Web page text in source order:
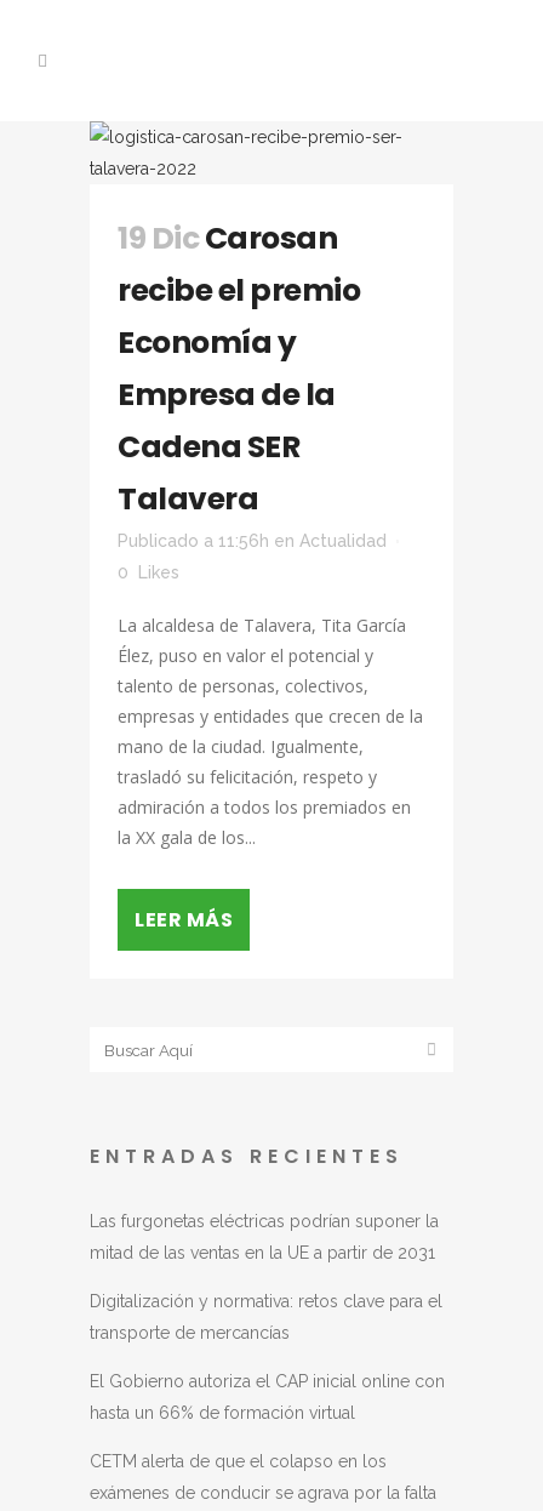
19 DicCarosan
recibe el premio
Economía y
Empresa de la
Cadena SER
Talavera
Publicado a 11:56h en Actualidad
0
Likes
La alcaldesa de Talavera, Tita García
Élez, puso en valor el potencial y
talento de personas, colectivos,
empresas y entidades que crecen de la
mano de la ciudad. Igualmente,
trasladó su felicitación, respeto y
admiración a todos los premiados en
la XX gala de los...
LEER MÁS
ENTRADAS RECIENTES
Las furgonetas eléctricas podrían suponer la
mitad de las ventas en la UE a partir de 2031
Digitalización y normativa: retos clave para el
transporte de mercancías
El Gobierno autoriza el CAP inicial online con
hasta un 66% de formación virtual
CETM alerta de que el colapso en los
exámenes de conducir se agrava por la falta